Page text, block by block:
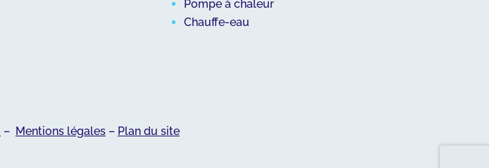
Pompe à chaleur
Chauffe-eau
– Mentions légales – Plan du site